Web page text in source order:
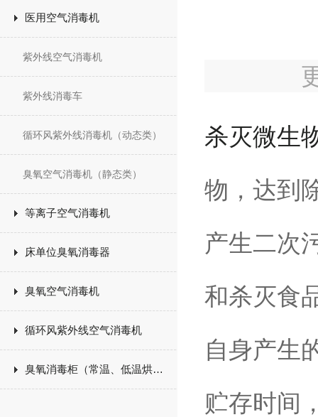
医用空气消毒机
紫外线空气消毒机
紫外线消毒车
循环风紫外线消毒机（动态类）
臭氧空气消毒机（静态类）
等离子空气消毒机
床单位臭氧消毒器
臭氧空气消毒机
循环风紫外线空气消毒机
臭氧消毒柜（常温、低温烘干）
杀灭微生
物，达到
产生二次
和杀灭食
自身产生
贮存时间